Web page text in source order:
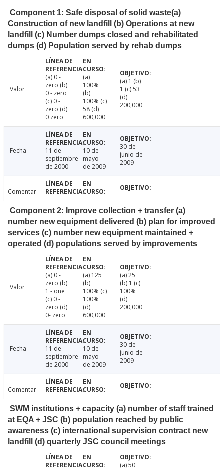
Component 1: Safe disposal of solid waste(a)
Construction of new landfill (b) Operations at new
landfill (c) Number dumps closed and rehabilitated
dumps (d) Population served by rehab dumps
Valor
(a) 0 -
zero (b)
0 - zero
(c) 0 -
zero (d)
0 zero
(a)
100%
(b)
100% (c)
58 (d)
600,000
(a) 1 (b)
1 (c) 53
(d)
200,000
Fecha
11 de
septiembre
de 2000
10 de
mayo
de 2009
30 de
junio de
2009
Comentar
Component 2: Improve collection + transfer (a)
number new equipment delivered (b) plan for improved
services (c) number new equipment maintained +
operated (d) populations served by improvements
Valor
(a) 0 -
zero (b)
1 - one
(c) 0 -
zero (d)
0- zero
(a) 125
(b)
100% (c)
100%
(d)
600,000
(a) 25
(b) 1 (c)
100%
(d)
200,000
Fecha
11 de
septiembre
de 2000
10 de
mayo
de 2009
30 de
junio de
2009
Comentar
SWM institutions + capacity (a) number of staff trained
at EQA + JSC (b) population reached by public
awareness (c) international supervision contract new
landfill (d) quarterly JSC council meetings
(a) 50